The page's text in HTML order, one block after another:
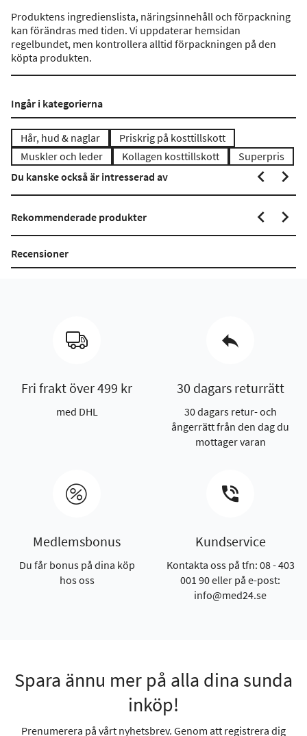
Produktens ingredienslista, näringsinnehåll och förpackning
kan förändras med tiden. Vi uppdaterar hemsidan
regelbundet, men kontrollera alltid förpackningen på den
köpta produkten.
Ingår i kategorierna
Hår, hud & naglar
Priskrig på kosttillskott
Muskler och leder
Kollagen kosttillskott
Superpris
Du kanske också är intresserad av
Rekommenderade produkter
Recensioner
Fri frakt över 499 kr
med DHL
30 dagars returrätt
30 dagars retur- och
ångerrätt från den dag du
mottager varan
Medlemsbonus
Du får bonus på dina köp
hos oss
Kundservice
Kontakta oss på tfn: 08 - 403
001 90 eller på e-post:
info@med24.se
Spara ännu mer på alla dina sunda
inköp!
Prenumerera på vårt nyhetsbrev. Genom att registrera dig